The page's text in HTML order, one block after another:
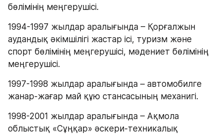
бөлімінің меңгерушісі.
1994-1997 жылдар аралығында – Қорғалжын
аудандық әкімшілігі жастар ісі, туризм және
спорт бөлімінің меңгерушісі, мәдениет бөлімінің
меңгерушісі.
1997-1998 жылдар аралығында – автомобилге
жанар-жағар май құю стансасының механигі.
1998-2001 жылдар аралығында – Ақмола
облыстық «Сұңқар» әскери-техникалық